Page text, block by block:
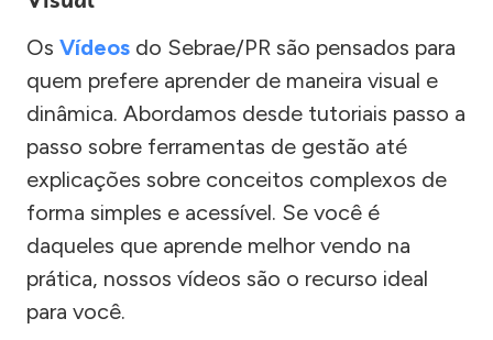
Os Vídeos do Sebrae/PR são pensados para
quem prefere aprender de maneira visual e
dinâmica. Abordamos desde tutoriais passo a
passo sobre ferramentas de gestão até
explicações sobre conceitos complexos de
forma simples e acessível. Se você é
daqueles que aprende melhor vendo na
prática, nossos vídeos são o recurso ideal
para você.